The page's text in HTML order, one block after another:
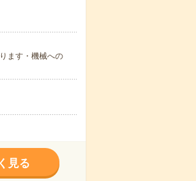
ます・機械への
見る